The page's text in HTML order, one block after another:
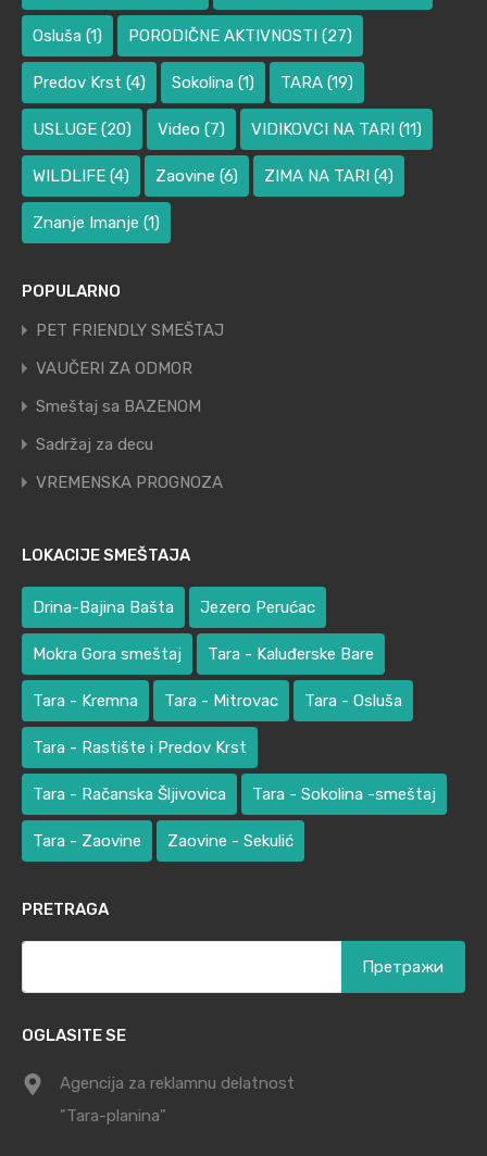
Osluša (1) PORODIČNE AKTIVNOSTI (27)
Predov Krst (4) Sokolina (1) TARA (19)
USLUGE (20) Video (7) VIDIKOVCI NA TARI (11)
WILDLIFE (4) Zaovine (6) ZIMA NA TARI (4)
Znanje Imanje (1)
POPULARNO
PET FRIENDLY SMEŠTAJ
VAUČERI ZA ODMOR
Smeštaj sa BAZENOM
Sadržaj za decu
VREMENSKA PROGNOZA
LOKACIJE SMEŠTAJA
Drina-Bajina Bašta Jezero Perućac
Mokra Gora smeštaj Tara - Kaluđerske Bare
Tara - Kremna Tara - Mitrovac Tara - Osluša
Tara - Rastište i Predov Krst
Tara - Račanska Šljivovica Tara - Sokolina -smeštaj
Tara - Zaovine Zaovine - Sekulić
PRETRAGA
OGLASITE SE
Agencija za reklamnu delatnost
"Tara-planina"